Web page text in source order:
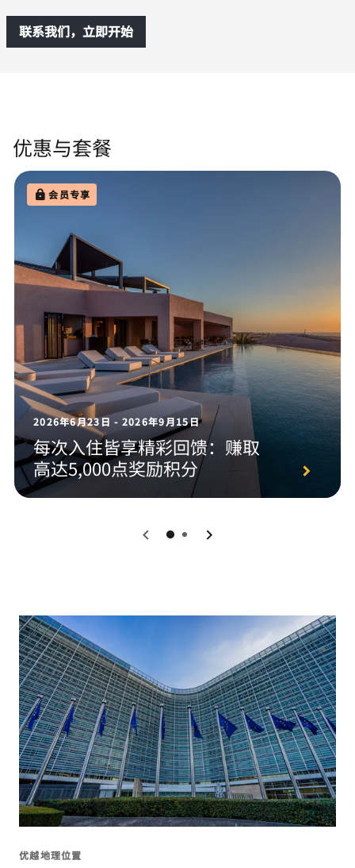
联系我们，立即开始
优惠与套餐
会员专享
2026年6月23日 - 2026年9月15日
每次入住皆享精彩回馈：赚取
高达5,000点奖励积分
0 1
优越地理位置